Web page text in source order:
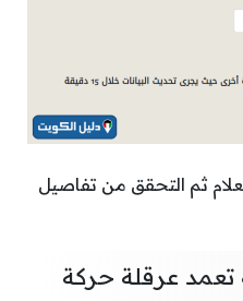
ثم التحقق من تفاصيل
عرقلة حركة